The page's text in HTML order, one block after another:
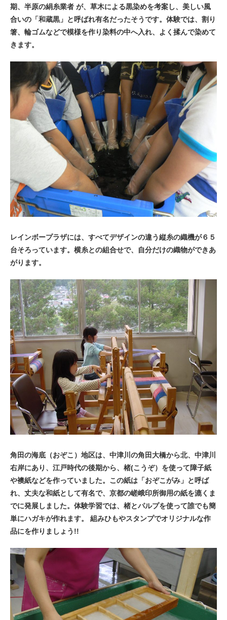
期、半原の絹糸業者 が、草木による黒染めを考案し、美しい風
合いの「和蔵黒」と呼ばれ有名だったそうです。体験では、割り
箸、輪ゴムなどで模様を作り染料の中へ入れ、よく揉んで染めて
きます。
レインボープラザには、すべてデザインの違う縦糸の織機が６５
台そろっています。横糸との組合せで、自分だけの織物ができあ
がります。
角田の海底（おぞこ）地区は、中津川の角田大橋から北、中津川
右岸にあり、江戸時代の後期から、楮(こうぞ）を使って障子紙
や襖紙などを作っていました。この紙は「おぞこがみ」と呼ば
れ、丈夫な和紙として有名で、京都の嵯峨印所御用の紙を漉くま
でに発展しました。体験学習では、楮とパルプを使って誰でも簡
単にハガキが作れます。 組みひもやスタンプでオリジナルな作
品にを作りましょう!!